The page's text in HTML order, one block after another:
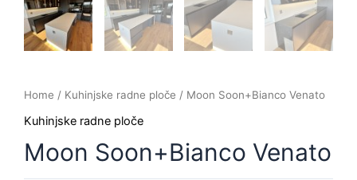
Home / Kuhinjske radne ploče / Moon Soon+Bianco Venato
Kuhinjske radne ploče
Moon Soon+Bianco Venato